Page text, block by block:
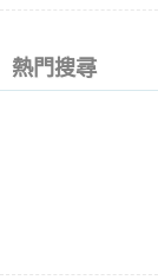
熱門搜尋